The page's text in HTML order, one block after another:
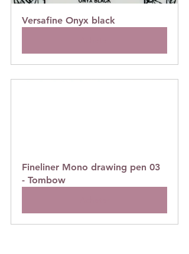
Versafine Onyx black
Fineliner Mono drawing pen 03
- Tombow